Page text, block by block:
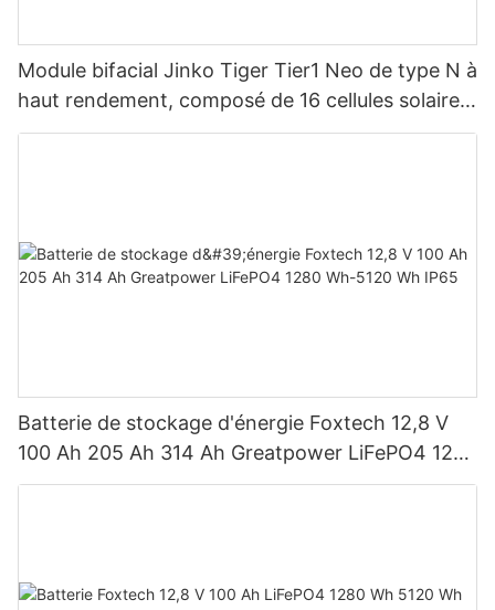
Module bifacial Jinko Tiger Tier1 Neo de type N à
haut rendement, composé de 16 cellules solaires
BB, pour des puissances de 590 W, 620 W, 630
Batterie de stockage d'énergie Foxtech 12,8 V
100 Ah 205 Ah 314 Ah Greatpower LiFePO4 1280
Wh-5120 Wh IP65